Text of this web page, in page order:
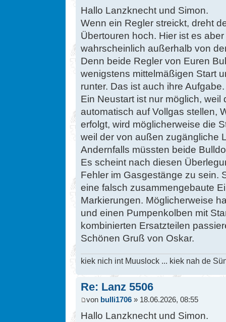
Hallo Lanzknecht und Simon.
Wenn ein Regler streickt, dreht
Übertouren hoch. Hier ist es
wahrscheinlich außerhalb von
Denn beide Regler von Euren
wenigstens mittelmäßigen Start
runter. Das ist auch ihre Aufgabe.
Ein Neustart ist nur möglich,
automatisch auf Vollgas stellen,
erfolgt, wird möglicherweise die
weil der von außen zugängliche
Andernfalls müssten beide
Es scheint nach diesen
Fehler im Gasgestänge zu sein.
eine falsch zusammengebaute
Markierungen. Möglicherweise
und einen Pumpenkolben mit
kombinierten Ersatzteilen
Schönen Gruß von Oskar.
kiek nich int Muuslock ... kiek nah de
Re: Lanz 5506
von bulli1706 » 18.06.2026, 08:55
Hallo Lanzknecht und Simon.